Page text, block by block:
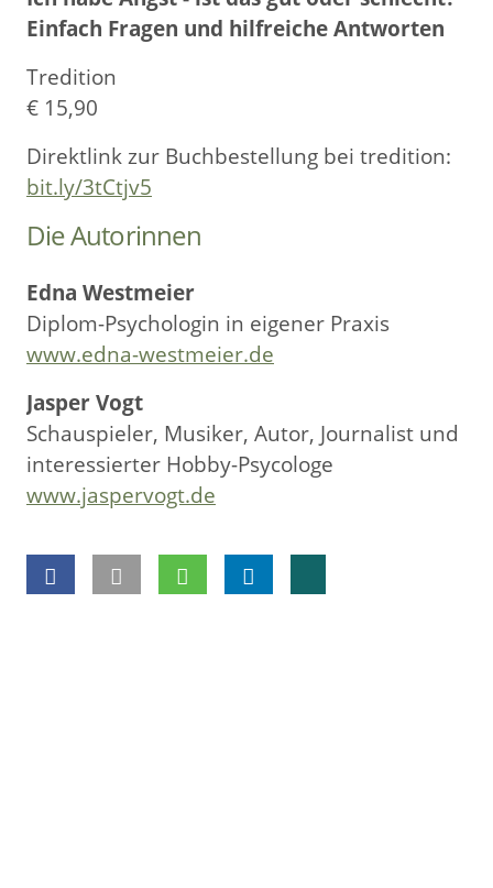
Einfach Fragen und hilfreiche Antworten
Tredition
€ 15,90
Direktlink zur Buchbestellung bei tredition:
bit.ly/3tCtjv5
Die Autorinnen
Edna Westmeier
Diplom-Psychologin in eigener Praxis
www.edna-westmeier.de
Jasper Vogt
Schauspieler, Musiker, Autor, Journalist und
interessierter Hobby-Psycologe
www.jaspervogt.de